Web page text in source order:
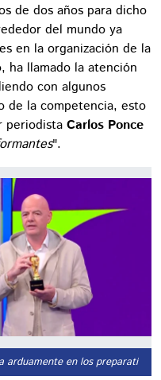
de dos años para dicho
del mundo ya
en la organización de la
ha llamado la atención
con algunos
de la competencia, esto
periodista Carlos Ponce
".
arduamente en los preparativos